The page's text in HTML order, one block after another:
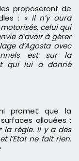
proposeront de
: « Il n’y aura
celui qui
d’avoir à gérer
d’Agosta avec
est sur la
qui lui a donné
promet que la
allouées :
la règle. Il y a des
l’Etat ne fait rien.